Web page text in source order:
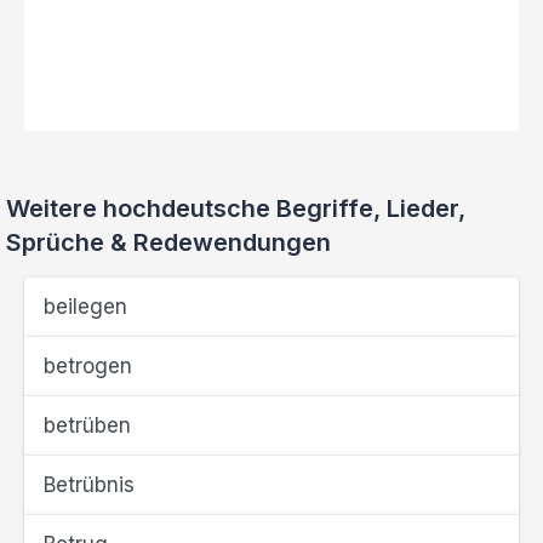
Weitere hochdeutsche Begriffe, Lieder,
Sprüche & Redewendungen
beilegen
betrogen
betrüben
Betrübnis